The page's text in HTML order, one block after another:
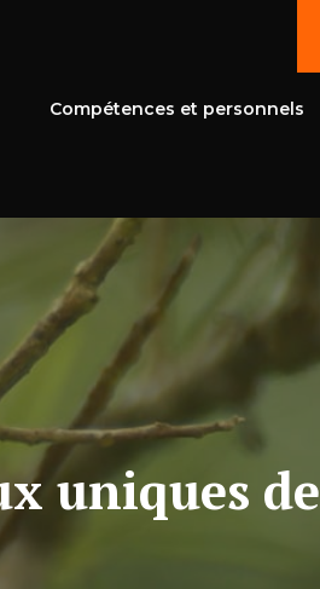
Compétences et personnels
uniques de